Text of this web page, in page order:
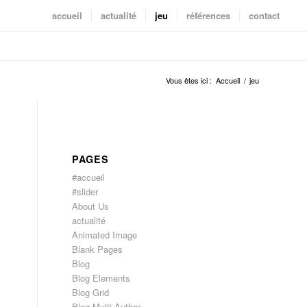
accueil actualité jeu références contact
Vous êtes ici : Accueil / jeu
PAGES
#accueil
#slider
About Us
actualité
Animated Image
Blank Pages
Blog
Blog Elements
Blog Grid